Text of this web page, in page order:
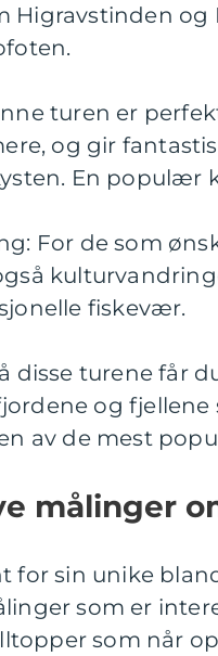
Higravstinden
turen er
og gir
En populær
For de som
fiskevær.
disse turene får
og fjellene
av de mest
målinger
for sin unike
som er
som når